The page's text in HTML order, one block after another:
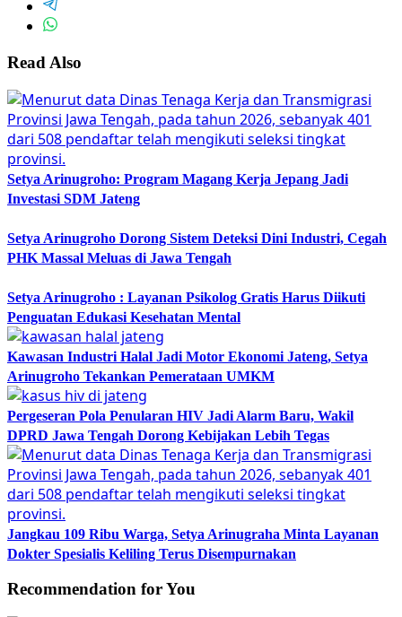
Read Also
Setya Arinugroho: Program Magang Kerja Jepang Jadi
Investasi SDM Jateng
Setya Arinugroho Dorong Sistem Deteksi Dini Industri, Cegah
PHK Massal Meluas di Jawa Tengah
Setya Arinugroho : Layanan Psikolog Gratis Harus Diikuti
Penguatan Edukasi Kesehatan Mental
Kawasan Industri Halal Jadi Motor Ekonomi Jateng, Setya
Arinugroho Tekankan Pemerataan UMKM
Pergeseran Pola Penularan HIV Jadi Alarm Baru, Wakil
DPRD Jawa Tengah Dorong Kebijakan Lebih Tegas
Jangkau 109 Ribu Warga, Setya Arinugraha Minta Layanan
Dokter Spesialis Keliling Terus Disempurnakan
Recommendation for You